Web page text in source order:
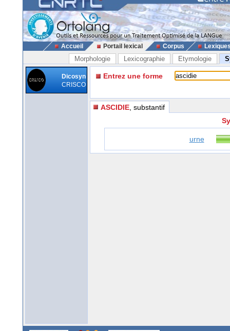
Accueil Portail lexical Corpus
Morphologie Lexicographie Etymologie
Dicosyn
CRISCO
Entrez une forme
ASCIDIE , substantif
urne